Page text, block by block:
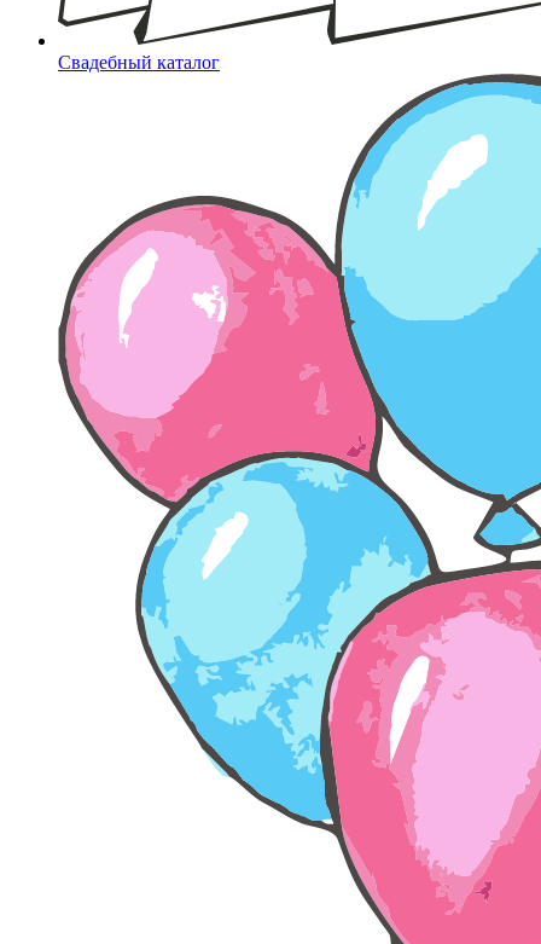
Свадебный каталог